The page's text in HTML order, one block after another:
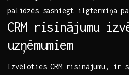
palīdzēs sasniegt ‌ilgtermiņa
CRM ​risinājumu
uzņēmumiem
Izvēloties CRM risinājumu, ir